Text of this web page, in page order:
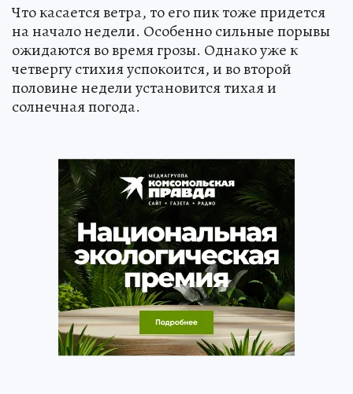
Что касается ветра, то его пик тоже придется
на начало недели. Особенно сильные порывы
ожидаются во время грозы. Однако уже к
четвергу стихия успокоится, и во второй
половине недели установится тихая и
солнечная погода.